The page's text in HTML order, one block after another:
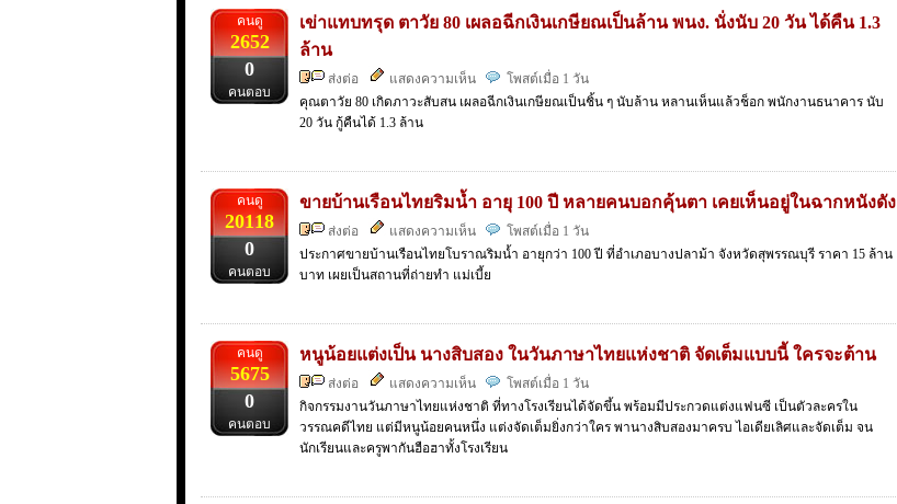
คนดู
2652
0
คนตอบ
เข่าแทบทรุด ตาวัย 80 เผลอฉีกเงินเกษียณเป็นล้าน พนง. นั่งนับ 20 วัน ได้คืน 1.3
ล้าน
ส่งต่อ แสดงความเห็น
โพสต์เมื่อ 1 วัน
คุณตาวัย 80 เกิดภาวะสับสน เผลอฉีกเงินเกษียณเป็นชิ้น ๆ นับล้าน หลานเห็นแล้วช็อก พนักงานธนาคาร นับ
20 วัน กู้คืนได้ 1.3 ล้าน
คนดู
20118
0
คนตอบ
ขายบ้านเรือนไทยริมน้ำ อายุ 100 ปี หลายคนบอกคุ้นตา เคยเห็นอยู่ในฉากหนังดัง
ส่งต่อ แสดงความเห็น
โพสต์เมื่อ 1 วัน
ประกาศขายบ้านเรือนไทยโบราณริมน้ำ อายุกว่า 100 ปี ที่อำเภอบางปลาม้า จังหวัดสุพรรณบุรี ราคา 15 ล้าน
บาท เผยเป็นสถานที่ถ่ายทำ แม่เบี้ย
คนดู
5675
0
คนตอบ
หนูน้อยแต่งเป็น นางสิบสอง ในวันภาษาไทยแห่งชาติ จัดเต็มแบบนี้ ใครจะต้าน
ส่งต่อ แสดงความเห็น
โพสต์เมื่อ 1 วัน
กิจกรรมงานวันภาษาไทยแห่งชาติ ที่ทางโรงเรียนได้จัดขึ้น พร้อมมีประกวดแต่งแฟนซี เป็นตัวละครใน
วรรณคดีไทย แต่มีหนูน้อยคนหนึ่ง แต่งจัดเต็มยิ่งกว่าใคร พานางสิบสองมาครบ ไอเดียเลิศและจัดเต็ม จน
นักเรียนและครูพากันฮือฮาทั้งโรงเรียน